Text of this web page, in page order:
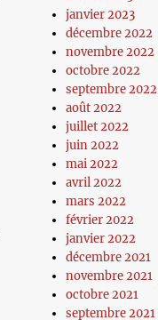
janvier 2023
décembre 2022
novembre 2022
octobre 2022
septembre 2022
août 2022
juillet 2022
juin 2022
mai 2022
avril 2022
mars 2022
février 2022
janvier 2022
décembre 2021
novembre 2021
octobre 2021
septembre 2021